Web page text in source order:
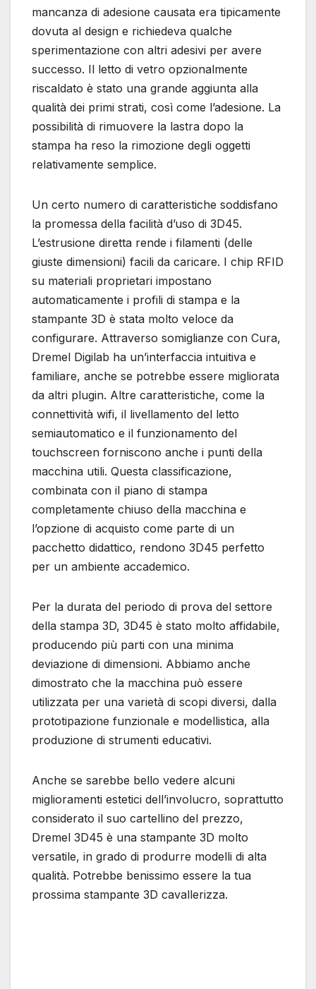
mancanza di adesione causata era tipicamente
dovuta al design e richiedeva qualche
sperimentazione con altri adesivi per avere
successo. Il letto di vetro opzionalmente
riscaldato è stato una grande aggiunta alla
qualità dei primi strati, così come l’adesione. La
possibilità di rimuovere la lastra dopo la
stampa ha reso la rimozione degli oggetti
relativamente semplice.
Un certo numero di caratteristiche soddisfano
la promessa della facilità d’uso di 3D45.
L’estrusione diretta rende i filamenti (delle
giuste dimensioni) facili da caricare. I chip RFID
su materiali proprietari impostano
automaticamente i profili di stampa e la
stampante 3D è stata molto veloce da
configurare. Attraverso somiglianze con Cura,
Dremel Digilab ha un’interfaccia intuitiva e
familiare, anche se potrebbe essere migliorata
da altri plugin. Altre caratteristiche, come la
connettività wifi, il livellamento del letto
semiautomatico e il funzionamento del
touchscreen forniscono anche i punti della
macchina utili. Questa classificazione,
combinata con il piano di stampa
completamente chiuso della macchina e
l’opzione di acquisto come parte di un
pacchetto didattico, rendono 3D45 perfetto
per un ambiente accademico.
Per la durata del periodo di prova del settore
della stampa 3D, 3D45 è stato molto affidabile,
producendo più parti con una minima
deviazione di dimensioni. Abbiamo anche
dimostrato che la macchina può essere
utilizzata per una varietà di scopi diversi, dalla
prototipazione funzionale e modellistica, alla
produzione di strumenti educativi.
Anche se sarebbe bello vedere alcuni
miglioramenti estetici dell’involucro, soprattutto
considerato il suo cartellino del prezzo,
Dremel 3D45 è una stampante 3D molto
versatile, in grado di produrre modelli di alta
qualità. Potrebbe benissimo essere la tua
prossima stampante 3D cavallerizza.